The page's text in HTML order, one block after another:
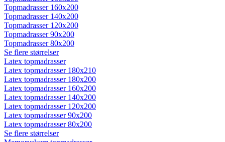
Topmadrasser 160x200
Topmadrasser 140x200
Topmadrasser 120x200
Topmadrasser 90x200
Topmadrasser 80x200
Se flere størrelser
Latex topmadrasser
Latex topmadrasser 180x210
Latex topmadrasser 180x200
Latex topmadrasser 160x200
Latex topmadrasser 140x200
Latex topmadrasser 120x200
Latex topmadrasser 90x200
Latex topmadrasser 80x200
Se flere størrelser